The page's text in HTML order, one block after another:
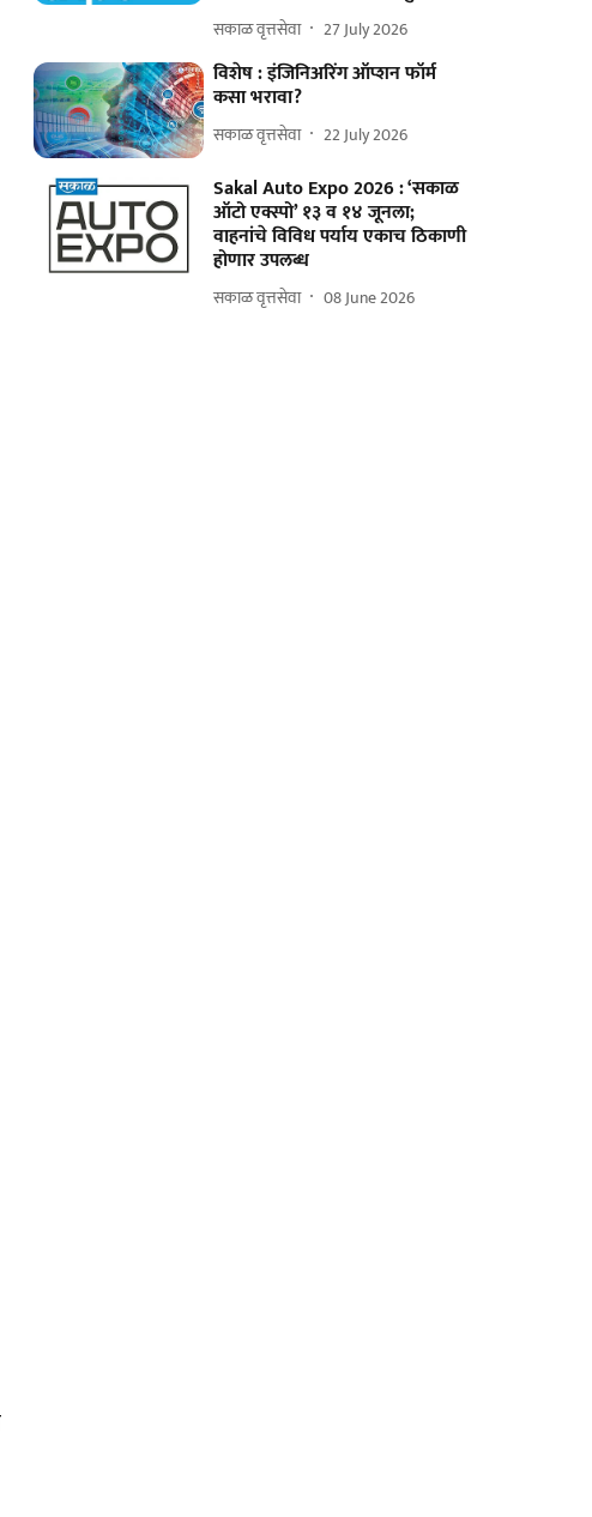
सकाळ वृत्तसेवा 27 July 2026
विशेष : इंजिनिअरिंग ऑप्शन फॉर्म
कसा भरावा?
सकाळ वृत्तसेवा 22 July 2026
Sakal Auto Expo 2026 : ‘सकाळ
ऑटो एक्स्पो’ १३ व १४ जूनला;
वाहनांचे विविध पर्याय एकाच ठिकाणी
होणार उपलब्ध
सकाळ वृत्तसेवा 08 June 2026